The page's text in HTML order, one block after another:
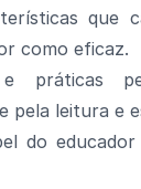
que
como eficaz.
práticas
pela leitura e
do